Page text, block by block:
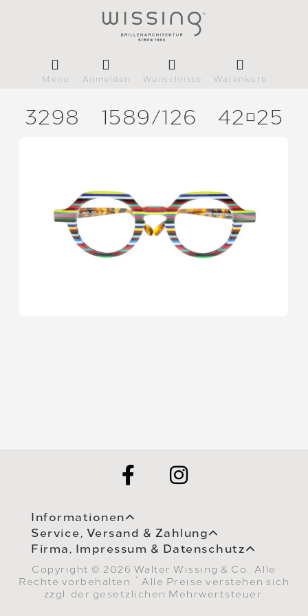
Menü Anmelden Wunschliste Warenkorb
3298 1589/126 4225
Informationen
Service, Versand & Zahlung
Firma, Impressum & Datenschutz
Copyright © 2026 Walter Wissing & Co.. Alle
Rechte vorbehalten.
* Alle Preise verstehen sich
zzgl. der gesetzlichen Mehrwertsteuer.